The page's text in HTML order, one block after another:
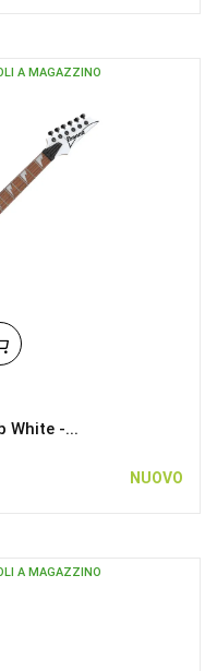
A MAGAZZINO
White -...
NUOVO
A MAGAZZINO